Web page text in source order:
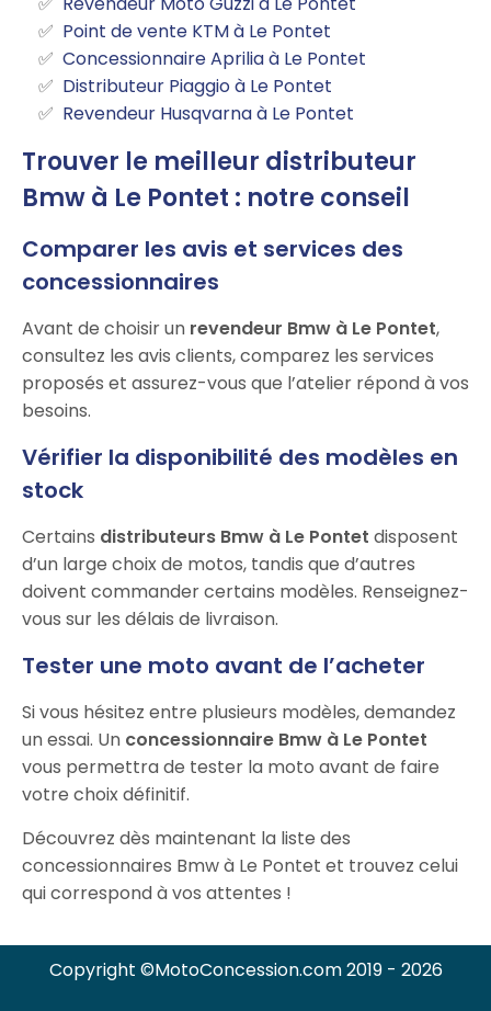
Point de vente KTM à Le Pontet
Concessionnaire Aprilia à Le Pontet
Distributeur Piaggio à Le Pontet
Revendeur Husqvarna à Le Pontet
Trouver le meilleur distributeur
Bmw à Le Pontet : notre conseil
Comparer les avis et services des
concessionnaires
Avant de choisir un revendeur Bmw à Le Pontet,
consultez les avis clients, comparez les services
proposés et assurez-vous que l’atelier répond à vos
besoins.
Vérifier la disponibilité des modèles en
stock
Certains distributeurs Bmw à Le Pontet disposent
d’un large choix de motos, tandis que d’autres
doivent commander certains modèles. Renseignez-
vous sur les délais de livraison.
Tester une moto avant de l’acheter
Si vous hésitez entre plusieurs modèles, demandez
un essai. Un concessionnaire Bmw à Le Pontet
vous permettra de tester la moto avant de faire
votre choix définitif.
Découvrez dès maintenant la liste des
concessionnaires Bmw à Le Pontet et trouvez celui
qui correspond à vos attentes !
Copyright ©MotoConcession.com 2019 - 2026